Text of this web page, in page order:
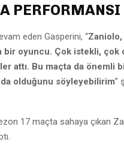
PERFORMANSI
eden Gasperini, “Zaniolo,
oyuncu. Çok istekli, çok
attı. Bu maçta da önemli
olduğunu söyleyebilirim”
17 maçta sahaya çıkan